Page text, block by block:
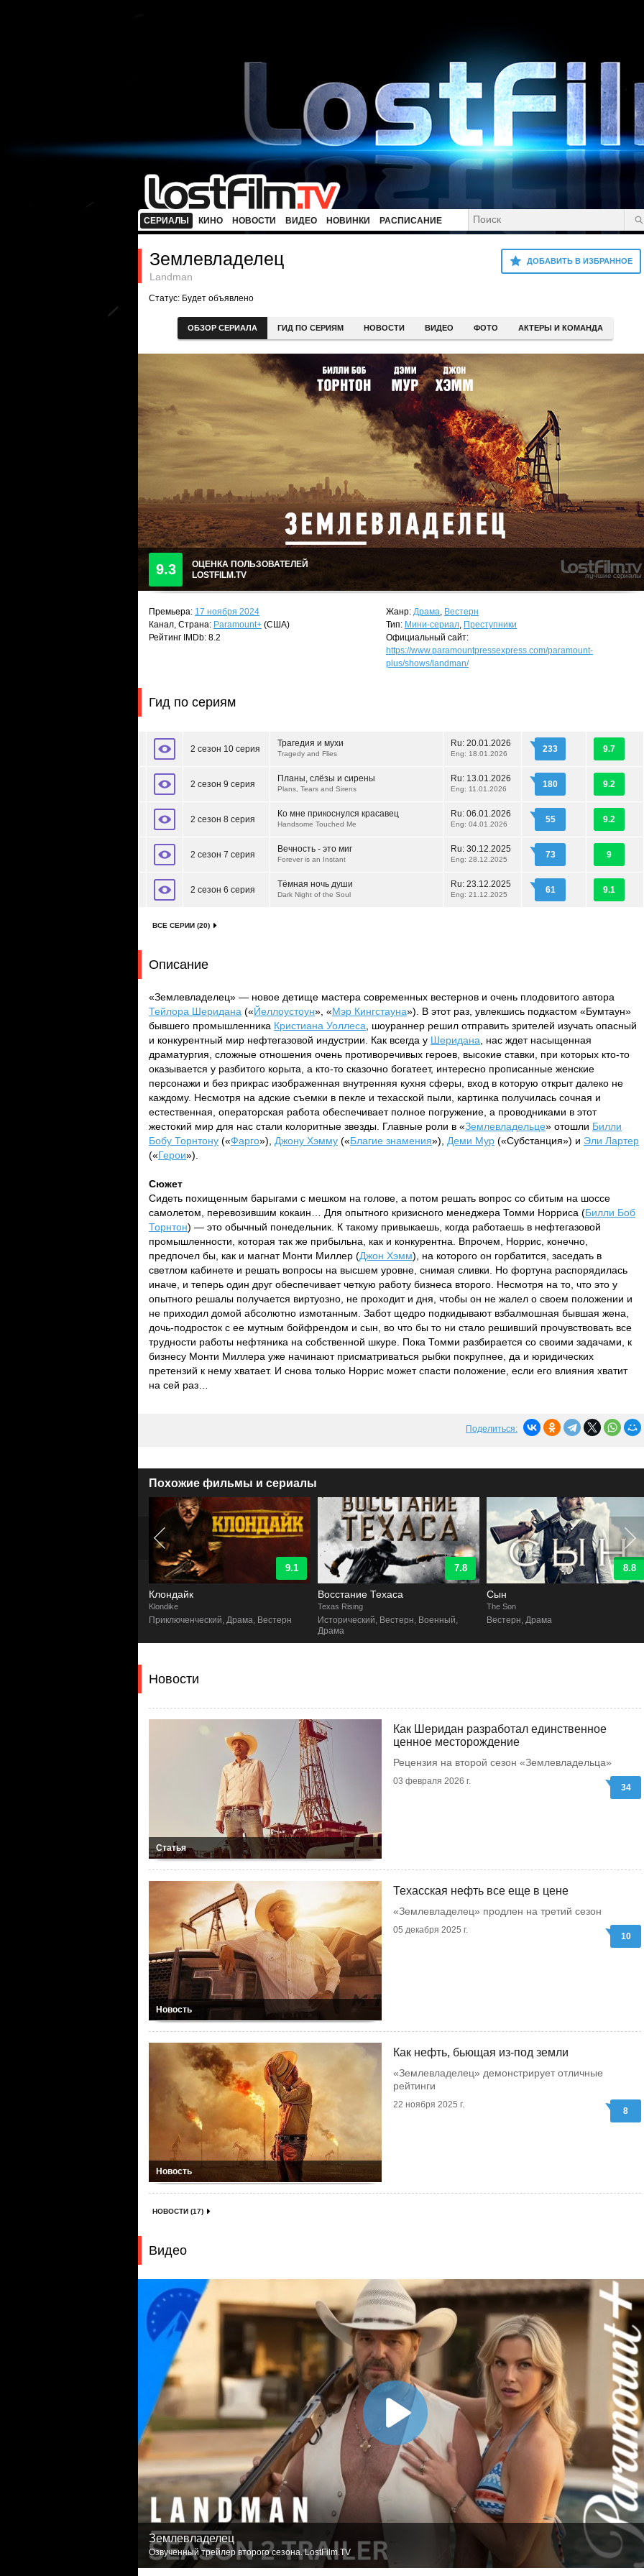
СЕРИАЛЫ КИНО НОВОСТИ ВИДЕО НОВИНКИ РАСПИСАНИЕ
ДОБАВИТЬ В ИЗБРАННОЕ
Землевладелец
Landman
Статус: Будет объявлено
ОБЗОР СЕРИАЛА ГИД ПО СЕРИЯМ НОВОСТИ ВИДЕО ФОТО АКТЕРЫ И КОМАНДА
9.3
ОЦЕНКА ПОЛЬЗОВАТЕЛЕЙ
LOSTFILM.TV
Премьера: 17 ноября 2024
Канал, Страна: Paramount+ (США)
Рейтинг IMDb: 8.2
Жанр: Драма, Вестерн
Тип: Мини-сериал, Преступники
Официальный сайт:
https://www.paramountpressexpress.com/paramount-
plus/shows/landman/
Гид по сериям
2 сезон 10 серия
Трагедия и мухи
Tragedy and Flies
Ru: 20.01.2026
Eng: 18.01.2026 233 9.7
2 сезон 9 серия
Планы, слёзы и сирены
Plans, Tears and Sirens
Ru: 13.01.2026
Eng: 11.01.2026 180 9.2
2 сезон 8 серия
Ко мне прикоснулся красавец
Handsome Touched Me
Ru: 06.01.2026
Eng: 04.01.2026 55 9.2
2 сезон 7 серия
Вечность - это миг
Forever is an Instant
Ru: 30.12.2025
Eng: 28.12.2025 73 9
2 сезон 6 серия
Тёмная ночь души
Dark Night of the Soul
Ru: 23.12.2025
Eng: 21.12.2025 61 9.1
ВСЕ СЕРИИ (20)
Описание
«Землевладелец» — новое детище мастера современных вестернов и очень плодовитого автора
Тейлора Шеридана («Йеллоустоун», «Мэр Кингстауна»). В этот раз, увлекшись подкастом «Бумтаун»
бывшего промышленника Кристиана Уоллеса , шоураннер решил отправить зрителей изучать опасный
и конкурентный мир нефтегазовой индустрии. Как всегда у Шеридана , нас ждет насыщенная
драматургия, сложные отношения очень противоречивых героев, высокие ставки, при которых кто-то
оказывается у разбитого корыта, а кто-то сказочно богатеет, интересно прописанные женские
персонажи и без прикрас изображенная внутренняя кухня сферы, вход в которую открыт далеко не
каждому. Несмотря на адские съемки в пекле и техасской пыли, картинка получилась сочная и
естественная, операторская работа обеспечивает полное погружение, а проводниками в этот
жестокий мир для нас стали колоритные звезды. Главные роли в «Землевладельце» отошли Билли
Бобу Торнтону («Фарго»), Джону Хэмму («Благие знамения»), Деми Мур («Субстанция») и Эли Лартер
(«Герои»).
Сюжет
Сидеть похищенным барыгами с мешком на голове, а потом решать вопрос со сбитым на шоссе
самолетом, перевозившим кокаин… Для опытного кризисного менеджера Томми Норриса (Билли Боб
Торнтон) — это обычный понедельник. К такому привыкаешь, когда работаешь в нефтегазовой
промышленности, которая так же прибыльна, как и конкурентна. Впрочем, Норрис, конечно,
предпочел бы, как и магнат Монти Миллер (Джон Хэмм), на которого он горбатится, заседать в
светлом кабинете и решать вопросы на высшем уровне, снимая сливки. Но фортуна распорядилась
иначе, и теперь один друг обеспечивает четкую работу бизнеса второго. Несмотря на то, что это у
опытного решалы получается виртуозно, не проходит и дня, чтобы он не жалел о своем положении и
не приходил домой абсолютно измотанным. Забот щедро подкидывают взбалмошная бывшая жена,
дочь-подросток с ее мутным бойфрендом и сын, во что бы то ни стало решивший прочувствовать все
трудности работы нефтяника на собственной шкуре. Пока Томми разбирается со своими задачами, к
бизнесу Монти Миллера уже начинают присматриваться рыбки покрупнее, да и юридических
претензий к нему хватает. И снова только Норрис может спасти положение, если его влияния хватит
на сей раз…
Поделиться:
Похожие фильмы и сериалы
9.1
Клондайк
Klondike
Приключенческий, Драма, Вестерн
7.8
Восстание Техаса
Texas Rising
Исторический, Вестерн, Военный,
Драма
8.8
Сын
The Son
Вестерн, Драма
Новости
Статья
Как Шеридан разработал единственное
ценное месторождение
Рецензия на второй сезон «Землевладельца»
03 февраля 2026 г.
34
Новость
Техасская нефть все еще в цене
«Землевладелец» продлен на третий сезон
05 декабря 2025 г.
10
Новость
Как нефть, бьющая из-под земли
«Землевладелец» демонстрирует отличные
рейтинги
22 ноября 2025 г.
8
НОВОСТИ (17)
Видео
Землевладелец
Озвученный трейлер второго сезона. LostFilm.TV